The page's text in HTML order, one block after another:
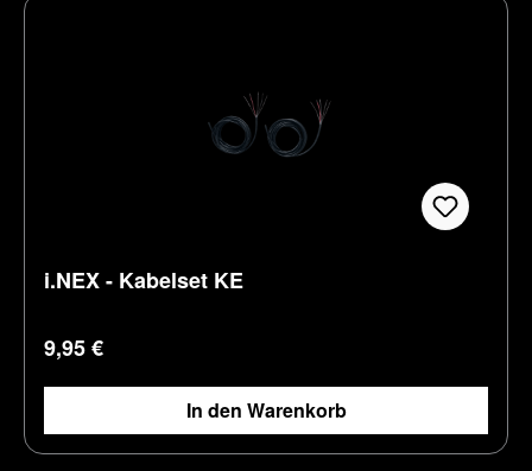
i.NEX - Kabelset KE
Regulärer Preis:
9,95 €
In den Warenkorb